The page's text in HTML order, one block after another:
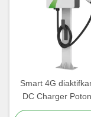
Smart 4G
DC Charger
Downtime Melalui